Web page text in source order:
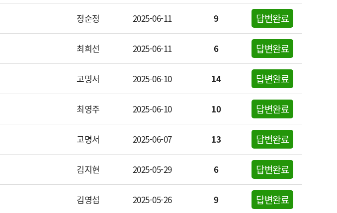
정순정 2025-06-11 9 답변완료
최희선 2025-06-11 6 답변완료
고명서 2025-06-10 14 답변완료
최영주 2025-06-10 10 답변완료
고명서 2025-06-07 13 답변완료
김지현 2025-05-29 6 답변완료
김영섭 2025-05-26 9 답변완료